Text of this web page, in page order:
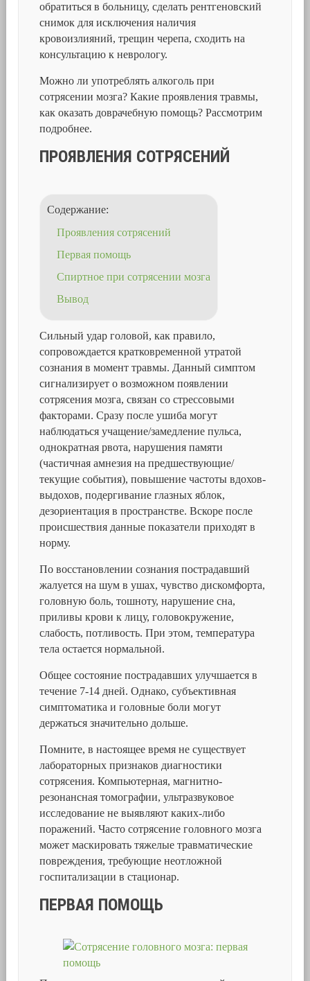
обратиться в больницу, сделать рентгеновский
снимок для исключения наличия
кровоизлияний, трещин черепа, сходить на
консультацию к неврологу.
Можно ли употреблять алкоголь при
сотрясении мозга? Какие проявления травмы,
как оказать доврачебную помощь? Рассмотрим
подробнее.
ПРОЯВЛЕНИЯ СОТРЯСЕНИЙ
Содержание:
Проявления сотрясений
Первая помощь
Спиртное при сотрясении мозга
Вывод
Сильный удар головой, как правило,
сопровождается кратковременной утратой
сознания в момент травмы. Данный симптом
сигнализирует о возможном появлении
сотрясения мозга, связан со стрессовыми
факторами. Сразу после ушиба могут
наблюдаться учащение/замедление пульса,
однократная рвота, нарушения памяти
(частичная амнезия на предшествующие/
текущие события), повышение частоты вдохов-
выдохов, подергивание глазных яблок,
дезориентация в пространстве. Вскоре после
происшествия данные показатели приходят в
норму.
По восстановлении сознания пострадавший
жалуется на шум в ушах, чувство дискомфорта,
головную боль, тошноту, нарушение сна,
приливы крови к лицу, головокружение,
слабость, потливость. При этом, температура
тела остается нормальной.
Общее состояние пострадавших улучшается в
течение 7-14 дней. Однако, субъективная
симптоматика и головные боли могут
держаться значительно дольше.
Помните, в настоящее время не существует
лабораторных признаков диагностики
сотрясения. Компьютерная, магнитно-
резонансная томографии, ультразвуковое
исследование не выявляют каких-либо
поражений. Часто сотрясение головного мозга
может маскировать тяжелые травматические
повреждения, требующие неотложной
госпитализации в стационар.
ПЕРВАЯ ПОМОЩЬ